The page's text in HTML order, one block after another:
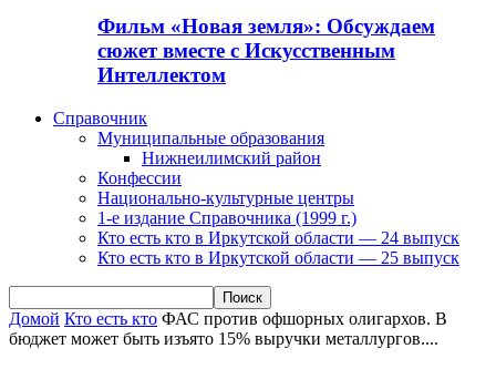
Фильм «Новая земля»: Обсуждаем
сюжет вместе с Искусственным
Интеллектом
Справочник
Муниципальные образования
Нижнеилимский район
Конфессии
Национально-культурные центры
1-е издание Справочника (1999 г.)
Кто есть кто в Иркутской области — 24 выпуск
Кто есть кто в Иркутской области — 25 выпуск
Домой Кто есть кто ФАС против офшорных олигархов. В
бюджет может быть изъято 15% выручки металлургов....